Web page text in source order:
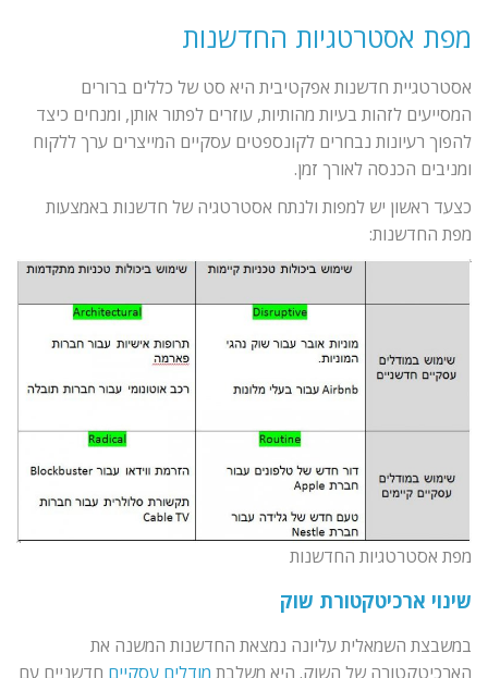
מפת אסטרטגיות החדשנות
אסטרטגיית חדשנות אפקטיבית היא סט של כללים ברורים
המסייעים לזהות בעיות מהותיות, עוזרים לפתור אותן, ומנחים כיצד
להפוך רעיונות נבחרים לקונספטים עסקיים המייצרים ערך ללקוח
ומניבים הכנסה לאורך זמן.
כצעד ראשון יש למפות ולנתח אסטרטגיה של חדשנות באמצעות
מפת החדשנות:
מפת אסטרטגיות החדשנות
שינוי ארכיטקטורת שוק
במשבצת השמאלית עליונה נמצאת החדשנות המשנה את
הארכיטקטורה של השוק. היא משלבת מודלים עסקיים חדשניים עם